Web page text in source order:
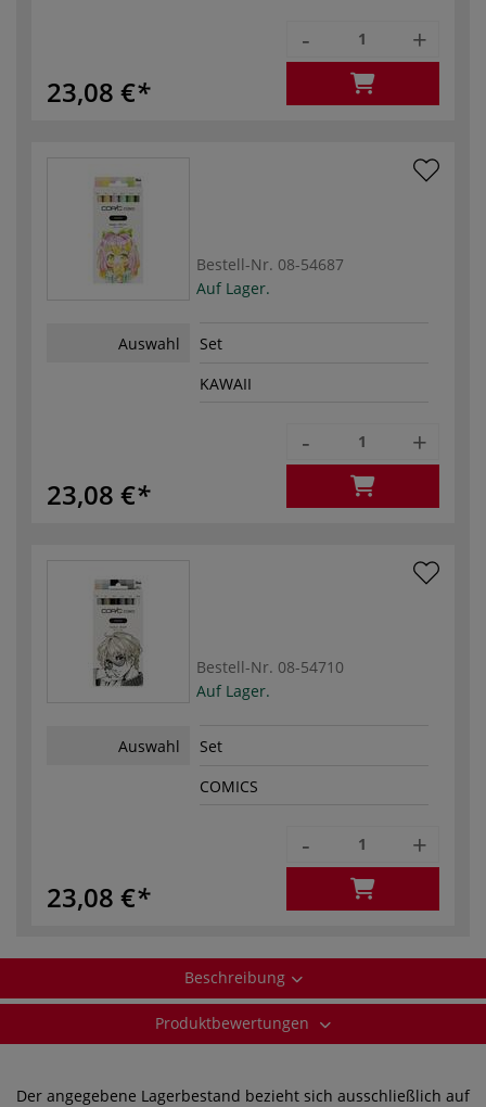
23,08 €
- +
Bestell-Nr. 08-54687
Auf Lager.
Auswahl
Set
KAWAII
23,08 €
- +
Bestell-Nr. 08-54710
Auf Lager.
Auswahl
Set
COMICS
23,08 €
- +
Beschreibung
Produktbewertungen
Der angegebene Lagerbestand bezieht sich ausschließlich auf